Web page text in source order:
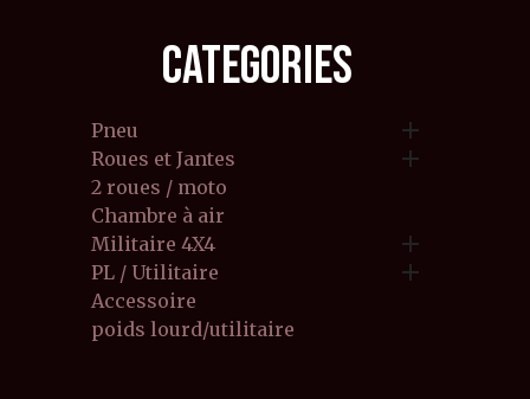
CATEGORIES
Pneu 
Roues et Jantes 
2 roues / moto
Chambre à air
Militaire 4X4

PL / Utilitaire 
Accessoire
poids lourd/utilitaire